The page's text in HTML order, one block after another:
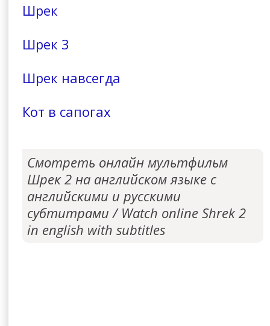
Шрек
Шрек 3
Шрек навсегда
Кот в сапогах
Смотреть онлайн мультфильм
Шрек 2 на английском языке с
английскими и русскими
субтитрами / Watch online Shrek 2
in english with subtitles